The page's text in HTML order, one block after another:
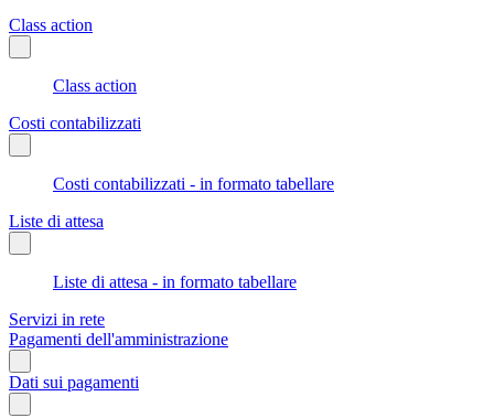
Class action
Class action
Costi contabilizzati
Costi contabilizzati - in formato tabellare
Liste di attesa
Liste di attesa - in formato tabellare
Servizi in rete
Pagamenti dell'amministrazione
Dati sui pagamenti